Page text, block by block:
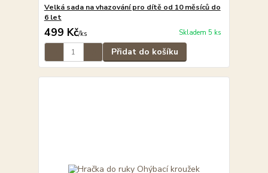
Velká sada na vhazování pro dítě od 10 měsíců do
6 let
499 Kč/ks Skladem 5 ks
Přidat do košíku